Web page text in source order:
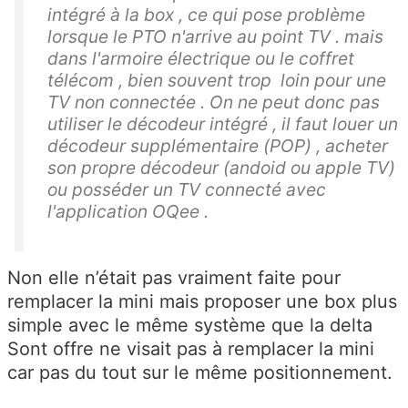
intégré à la box , ce qui pose problème
lorsque le PTO n'arrive au point TV . mais
dans l'armoire électrique ou le coffret
télécom , bien souvent trop loin pour une
TV non connectée . On ne peut donc pas
utiliser le décodeur intégré , il faut louer un
décodeur supplémentaire (POP) , acheter
son propre décodeur (andoid ou apple TV)
ou posséder un TV connecté avec
l'application OQee .
Non elle n’était pas vraiment faite pour
remplacer la mini mais proposer une box plus
simple avec le même système que la delta
Sont offre ne visait pas à remplacer la mini
car pas du tout sur le même positionnement.